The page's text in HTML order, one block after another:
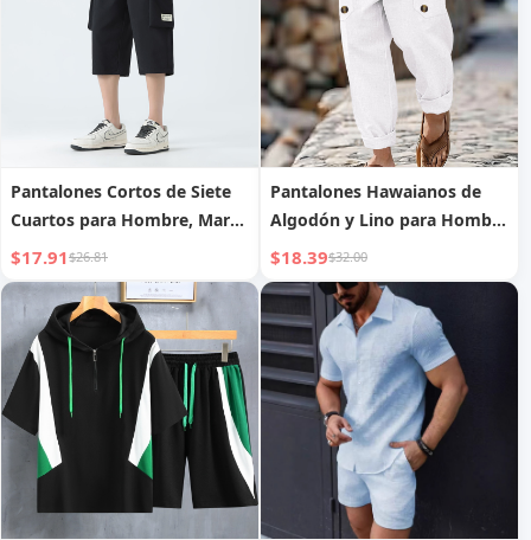
Pantalones Cortos de Siete
Cuartos para Hombre, Marca
de Tendencia, Verano,
Casual, Deportivo, Holgado,
Moda, Cargo, Pantalones
Rectos Versátiles con
Bolsillos Grandes para
Hombre
$17.91$26.81
Pantalones Hawaianos de
Algodón y Lino para Hombre
con Múltiples Botones
$18.39$32.00